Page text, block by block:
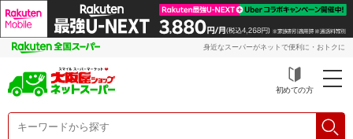
身近なスーパーがネットで便利に・おトクに
初めての方